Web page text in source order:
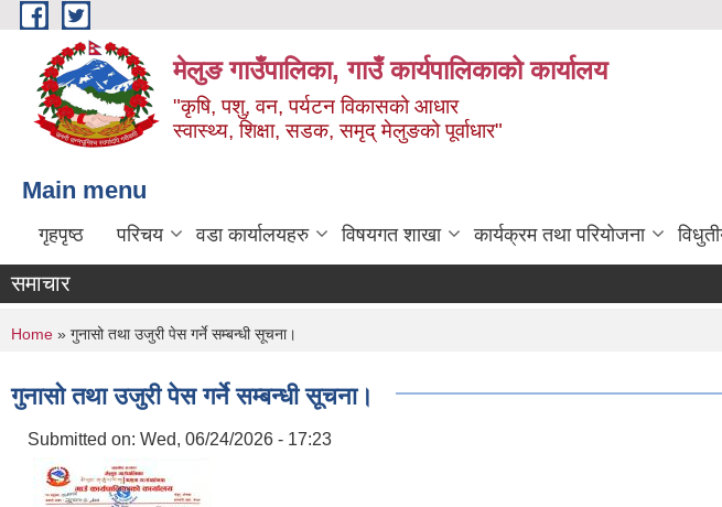
Skip to main content
मेलुङ गाउँपालिका, गाउँ कार्यपालिकाको कार्यालय
"कृषि, पशु, वन, पर्यटन विकासको आधार
स्वास्थ्य, शिक्षा, सडक, समृद् मेलुङको पूर्वाधार"
Main menu
गृहपृष्ठ परिचय वडा कार्यालयहरु विषयगत शाखा कार्यक्रम तथा परियोजना
समाचार
You are here
Home » गुनासो तथा उजुरी पेस गर्ने सम्बन्धी सूचना।
गुनासो तथा उजुरी पेस गर्ने सम्बन्धी सूचना।
Submitted on: Wed, 06/24/2026 - 17:23